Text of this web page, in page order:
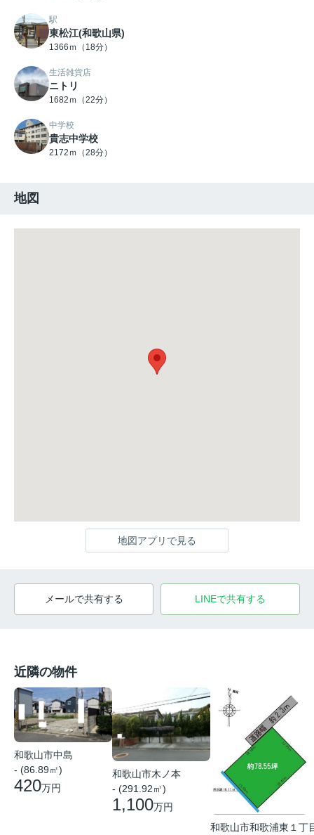
駅
東松江(和歌山県)
1366ｍ（18分）
生活雑貨店
ニトリ
1682ｍ（22分）
中学校
貴志中学校
2172ｍ（28分）
地図
地図アプリで見る
メールで共有する LINEで共有する
近隣の物件
和歌山市中島
- (86.89㎡)
420万円
和歌山市木ノ本
- (291.92㎡)
1,100万円
和歌山市和歌浦東１丁